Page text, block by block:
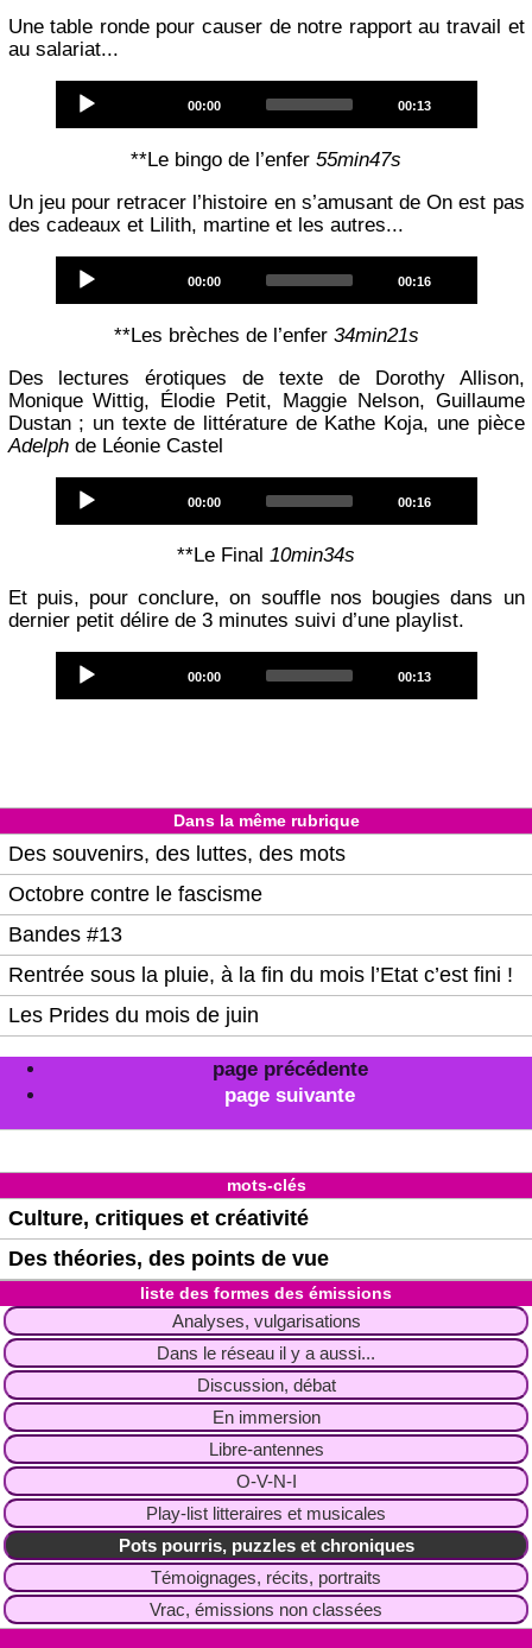
Une table ronde pour causer de notre rapport au travail et
au salariat...
Player
Current
00:00
Total
00:13
**Le bingo de l’enfer 55min47s
Un jeu pour retracer l’histoire en s’amusant de On est pas
des cadeaux et Lilith, martine et les autres...
Player
Current
00:00
Total
00:16
**Les brèches de l’enfer 34min21s
Des lectures érotiques de texte de Dorothy Allison,
Monique Wittig, Élodie Petit, Maggie Nelson, Guillaume
Dustan ; un texte de littérature de Kathe Koja, une pièce
Adelphde Léonie Castel
Player
Current
00:00
Total
00:16
**Le Final 10min34s
Et puis, pour conclure, on souffle nos bougies dans un
dernier petit délire de 3 minutes suivi d’une playlist.
Player
Current
00:00
Total
00:13
Dans la même rubrique
Des souvenirs, des luttes, des mots
Octobre contre le fascisme
Bandes #13
Rentrée sous la pluie, à la fin du mois l’Etat c’est fini !
Les Prides du mois de juin
page précédente
page suivante
mots-clés
Culture, critiques et créativité
Des théories, des points de vue
liste des formes des émissions
Analyses, vulgarisations
Dans le réseau il y a aussi...
Discussion, débat
En immersion
Libre-antennes
O-V-N-I
Play-list litteraires et musicales
Pots pourris, puzzles et chroniques
Témoignages, récits, portraits
Vrac, émissions non classées